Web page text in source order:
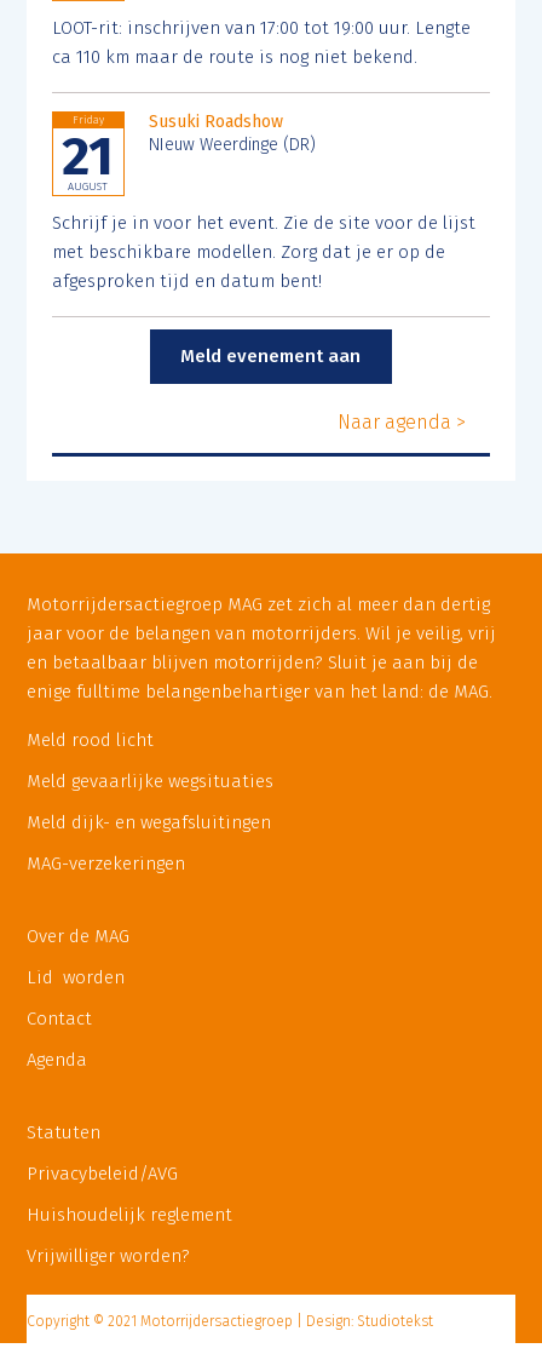
LOOT-rit: inschrijven van 17:00 tot 19:00 uur. Lengte
ca 110 km maar de route is nog niet bekend.
Friday
21
AUGUST
Susuki Roadshow
NIeuw Weerdinge (DR)
Schrijf je in voor het event. Zie de site voor de lijst
met beschikbare modellen. Zorg dat je er op de
afgesproken tijd en datum bent!
Meld evenement aan
Naar agenda >
Meld rood licht
Meld gevaarlijke wegsituaties
Meld dijk- en wegafsluitingen
MAG-verzekeringen
Over de MAG
Lid worden
Contact
Agenda
Statuten
Privacybeleid/AVG
Huishoudelijk reglement
Vrijwilliger worden?
Motorrijdersactiegroep MAG zet zich al meer dan dertig
jaar voor de belangen van motorrijders. Wil je veilig, vrij
en betaalbaar blijven motorrijden? Sluit je aan bij de
enige fulltime belangenbehartiger van het land: de MAG.
Copyright © 2021 Motorrijdersactiegroep | Design: Studiotekst